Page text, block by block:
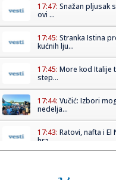
17:47: Snažan pljusak
ovi ...
17:45: Stranka Istina
kućnih lju...
17:45: More kod Italije
step...
17:44: Vučić: Izbori
nedelja...
17:43: Ratovi, nafta i
hra...